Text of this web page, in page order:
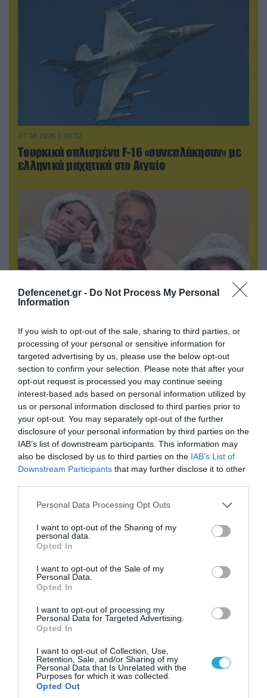
Defencenet.gr - Do Not Process My Personal
Information
If you wish to opt-out of the sale, sharing to third parties, or
processing of your personal or sensitive information for
targeted advertising by us, please use the below opt-out
section to confirm your selection. Please note that after your
opt-out request is processed you may continue seeing
interest-based ads based on personal information utilized by
us or personal information disclosed to third parties prior to
your opt-out. You may separately opt-out of the further
disclosure of your personal information by third parties on the
IAB’s list of downstream participants. This information may
also be disclosed by us to third parties on the IAB’s List of
Downstream Participants that may further disclose it to other
Please note that this website/app uses one or more Google
not limited to your visit or usage behaviour. You may click to
grant or deny consent to Google and its third-party tags to
use your data for below specified purposes in below Google
consent section.
Personal Data Processing Opt Outs
I want to opt-out of the Sharing of my
personal data.
Opted In
I want to opt-out of the Sale of my
Personal Data.
Opted In
I want to opt-out of processing my
Personal Data for Targeted Advertising.
Opted In
I want to opt-out of Collection, Use,
Retention, Sale, and/or Sharing of my
Personal Data that Is Unrelated with the
Purposes for which it was collected.
Opted Out
07.08.2026 | 00:02
Τουρκικά οπλισμένα F-16 «συνεπλάκησαν» με
ελληνικά μαχητικά στο Αιγαίο
06.08.2026 | 09:02
ΗΠΑ: Το τελευταίο μήνυμα της μητέρας στον
πρώην σύζυγό της πριν από τη δολοφονία των
4 παιδιών τους – «Έχουν ίωση»
06.08.2026 | 21:02
Τελεσίγραφο του Ιράν στις χώρες του Κόλπου:
«Σταματήστε τον Τραμπ αλλιώς θα σας
χτυπήσουμε σκληρά»